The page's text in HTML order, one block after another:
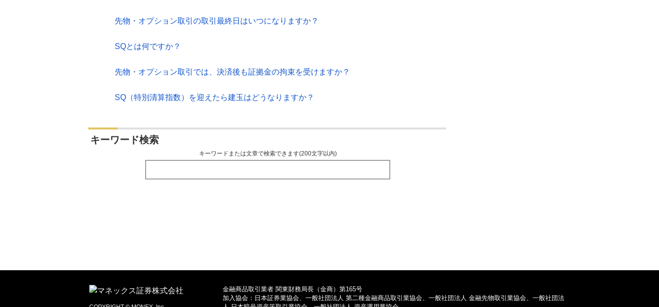
先物・オプション取引の取引最終日はいつになりますか？
SQとは何ですか？
先物・オプション取引では、決済後も証拠金の拘束を受けますか？
SQ（特別清算指数）を迎えたら建玉はどうなりますか？
キーワード検索
キーワードまたは文章で検索できます(200文字以内)
金融商品取引業者 関東財務局長（金商）第165号
加入協会：日本証券業協会、一般社団法人 第二種金融商品取引業協会、一般社団法人 金融先物取引業協会、一般社団法